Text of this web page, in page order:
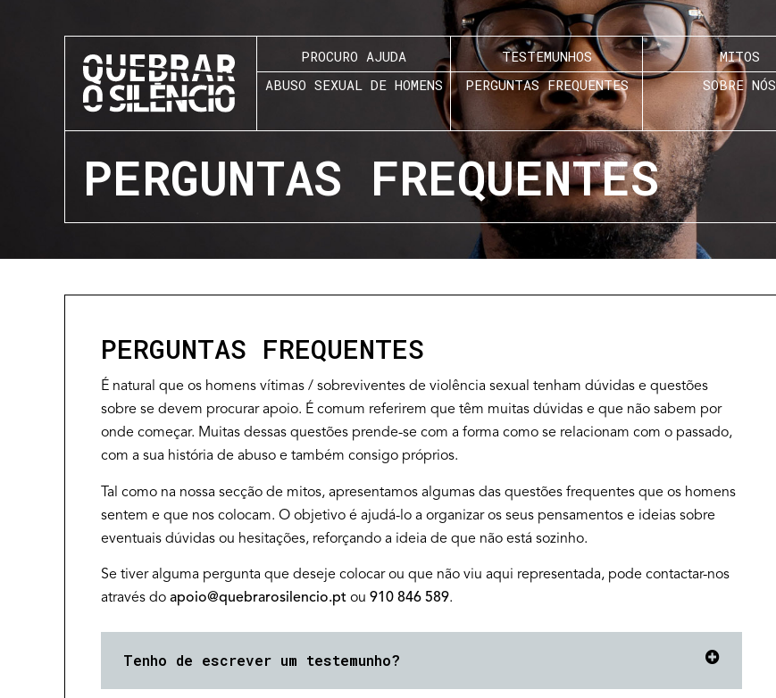
PROCURO AJUDA
ABUSO SEXUAL DE HOMENS
TESTEMUNHOS
PERGUNTAS FREQUENTES
MITOS
SOBRE NÓS
PERGUNTAS FREQUENTES
PERGUNTAS FREQUENTES
É natural que os homens vítimas / sobreviventes de violência sexual tenham dúvidas e questões
sobre se devem procurar apoio. É comum referirem que têm muitas dúvidas e que não sabem por
onde começar. Muitas dessas questões prende-se com a forma como se relacionam com o passado,
com a sua história de abuso e também consigo próprios.
Tal como na nossa secção de mitos, apresentamos algumas das questões frequentes que os homens
sentem e que nos colocam. O objetivo é ajudá-lo a organizar os seus pensamentos e ideias sobre
eventuais dúvidas ou hesitações, reforçando a ideia de que não está sozinho.
Se tiver alguma pergunta que deseje colocar ou que não viu aqui representada, pode contactar-nos
através do apoio@quebrarosilencio.pt ou 910 846 589.
Tenho de escrever um testemunho?